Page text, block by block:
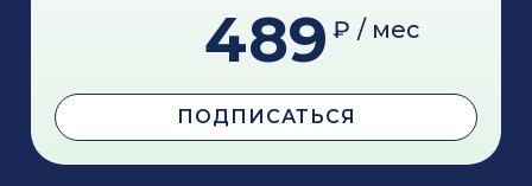
489 ₽ / мес
ПОДПИСАТЬСЯ